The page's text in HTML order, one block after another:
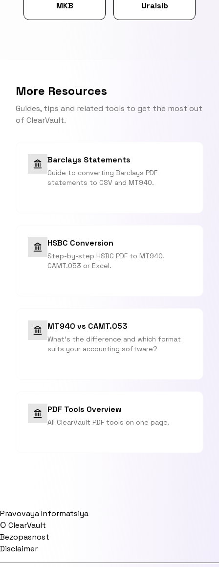
MKB Uralsib
More Resources
Guides, tips and related tools to get the most out
of ClearVault.
Barclays Statements
Guide to converting Barclays PDF
statements to CSV and MT940.
HSBC Conversion
Step-by-step HSBC PDF to MT940,
CAMT.053 or Excel.
MT940 vs CAMT.053
What's the difference and which format
suits your accounting software?
PDF Tools Overview
All ClearVault PDF tools on one page.
Pravovaya Informatsiya
О ClearVault
Bezopasnost
Disclaimer